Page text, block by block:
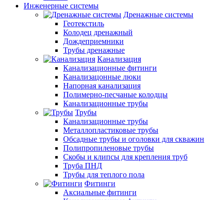
Инженерные системы
Дренажные системы
Геотекстиль
Колодец дренажный
Дождеприемники
Трубы дренажные
Канализация
Канализационные фитинги
Канализацонные люки
Напорная канализация
Полимерно-песчаные колодцы
Канализационные трубы
Трубы
Канализационные трубы
Металлопластиковые трубы
Обсадные трубы и оголовки для скважин
Полипропиленовые трубы
Скобы и клипсы для крепления труб
Труба ПНД
Трубы для теплого пола
Фитинги
Аксиальные фитинги